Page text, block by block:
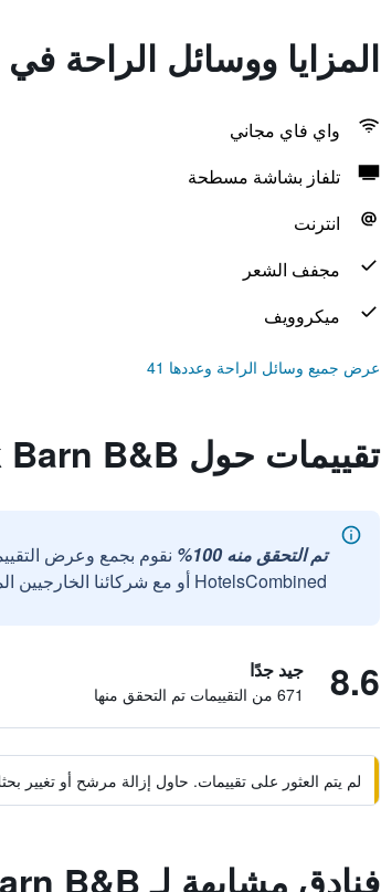
المزايا ووسائل الراحة في Pleck Barn B&B
واي فاي مجاني
تلفاز بشاشة مسطحة
انترنت
مجفف الشعر
ميكروويف
عرض جميع وسائل الراحة وعددها 41
تقييمات حول Pleck Barn B&B
تم التحقق منه 100%
نقوم بجمع وعرض
HotelsCombined أو مع شركائنا الخارجيين الموثوقين.
8.6 جيد جدًا
671 من التقييمات تم التحقق منها
لم يتم العثور على تقييمات. حاول إزالة مرشح أو
فنادق مشابهة لـ Pleck Barn B&B